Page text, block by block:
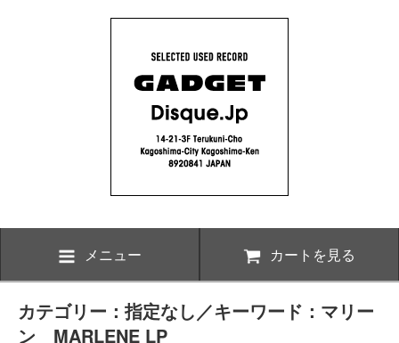
メニュー カートを見る
カテゴリー：指定なし／キーワード：マリー
ン MARLENE LP